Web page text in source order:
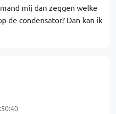
mij dan zeggen welke
de condensator? Dan kan ik